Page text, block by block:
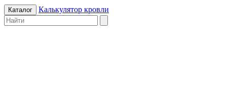
Каталог Калькулятор кровли